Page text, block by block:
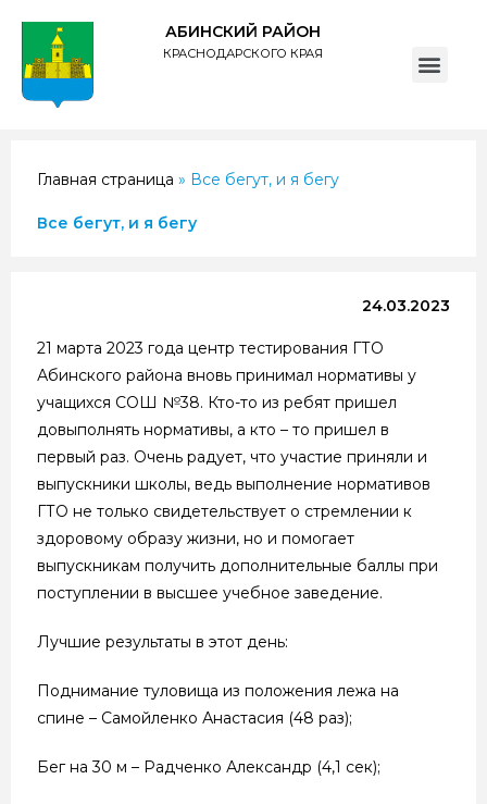
АБИНСКИЙ РАЙОН
КРАСНОДАРСКОГО КРАЯ
Главная страница » Все бегут, и я бегу
Все бегут, и я бегу
24.03.2023
21 марта 2023 года центр тестирования ГТО
Абинского района вновь принимал нормативы у
учащихся СОШ №38. Кто-то из ребят пришел
довыполнять нормативы, а кто – то пришел в
первый раз. Очень радует, что участие приняли и
выпускники школы, ведь выполнение нормативов
ГТО не только свидетельствует о стремлении к
здоровому образу жизни, но и помогает
выпускникам получить дополнительные баллы при
поступлении в высшее учебное заведение.
Лучшие результаты в этот день:
Поднимание туловища из положения лежа на
спине – Самойленко Анастасия (48 раз);
Бег на 30 м – Радченко Александр (4,1 сек);